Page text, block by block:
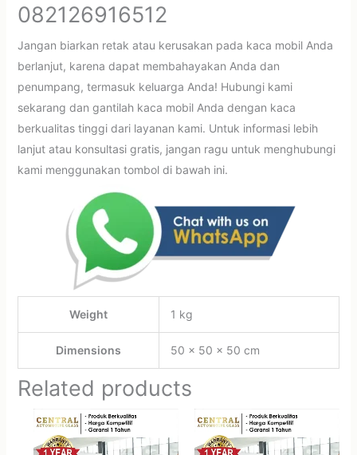
082126916512
Jangan biarkan retak atau kerusakan pada kaca mobil Anda
berlanjut, karena dapat membahayakan Anda dan
penumpang, termasuk keluarga Anda! Hubungi kami
sekarang dan gantilah kaca mobil Anda dengan kaca
berkualitas tinggi dari layanan kami. Untuk informasi lebih
lanjut atau konsultasi gratis, jangan ragu untuk menghubungi
kami menggunakan tombol di bawah ini.
Weight 1 kg
Dimensions 50 × 50 × 50 cm
Related products